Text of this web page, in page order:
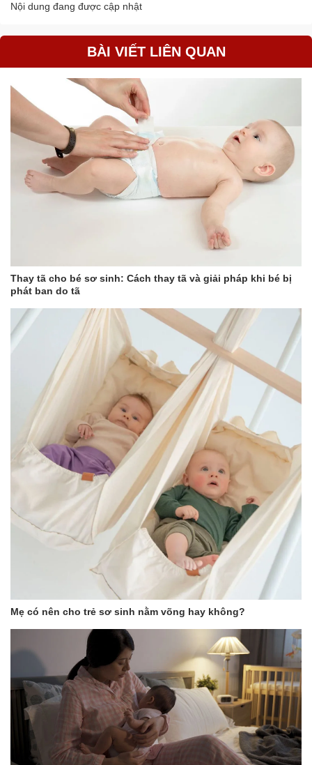
Nội dung đang được cập nhật
BÀI VIẾT LIÊN QUAN
Thay tã cho bé sơ sinh: Cách thay tã và giải pháp khi bé bị
phát ban do tã
Mẹ có nên cho trẻ sơ sinh nằm võng hay không?